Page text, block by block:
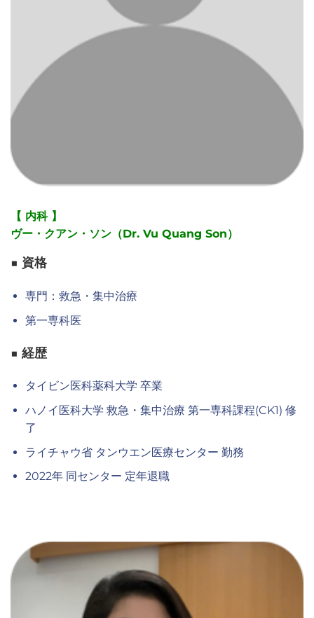
【 内科 】
ヴー・クアン・ソン（Dr. Vu Quang Son）
■ 資格
専門：救急・集中治療
第一専科医
■ 経歴
タイビン医科薬科大学 卒業
ハノイ医科大学 救急・集中治療 第一専科課程(CK1) 修
了
ライチャウ省 タンウエン医療センター 勤務
2022年 同センター 定年退職